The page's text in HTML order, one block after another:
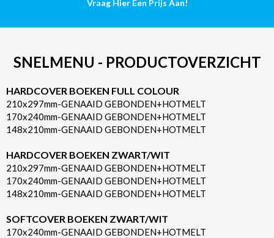
Vraag Hier Een Prijs Aan!
SNELMENU - PRODUCTOVERZICHT
HARDCOVER BOEKEN FULL COLOUR
210x297mm-GENAAID GEBONDEN+HOTMELT
170x240mm-GENAAID GEBONDEN+HOTMELT
148x210mm-GENAAID GEBONDEN+HOTMELT
HARDCOVER BOEKEN ZWART/WIT
210x297mm-GENAAID GEBONDEN+HOTMELT
170x240mm-GENAAID GEBONDEN+HOTMELT
148x210mm-GENAAID GEBONDEN+HOTMELT
SOFTCOVER BOEKEN ZWART/WIT
170x240mm-GENAAID GEBONDEN+HOTMELT